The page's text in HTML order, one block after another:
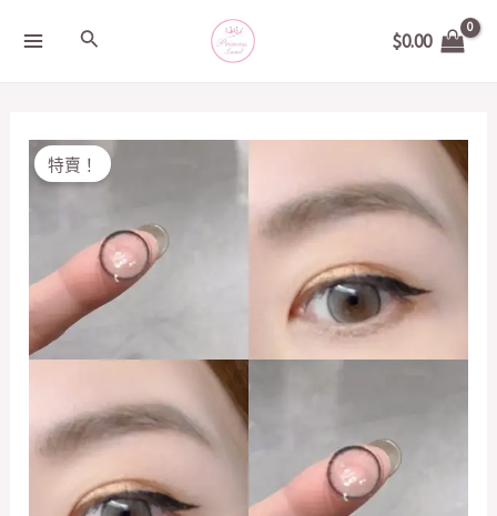
Search $0.00
特賣！
was:
$200.00.
Current
$50.00.
S/LENS
銀
14.3mm
quantity